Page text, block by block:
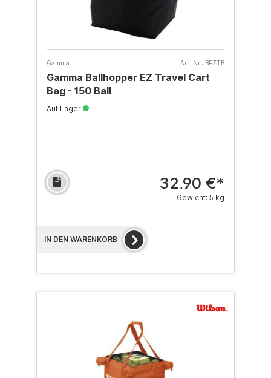
Gamma Art. Nr.: BEZTB
Gamma Ballhopper EZ Travel Cart
Bag - 150 Ball
Auf Lager
32,90 €*
Gewicht: 5 kg
IN DEN WARENKORB